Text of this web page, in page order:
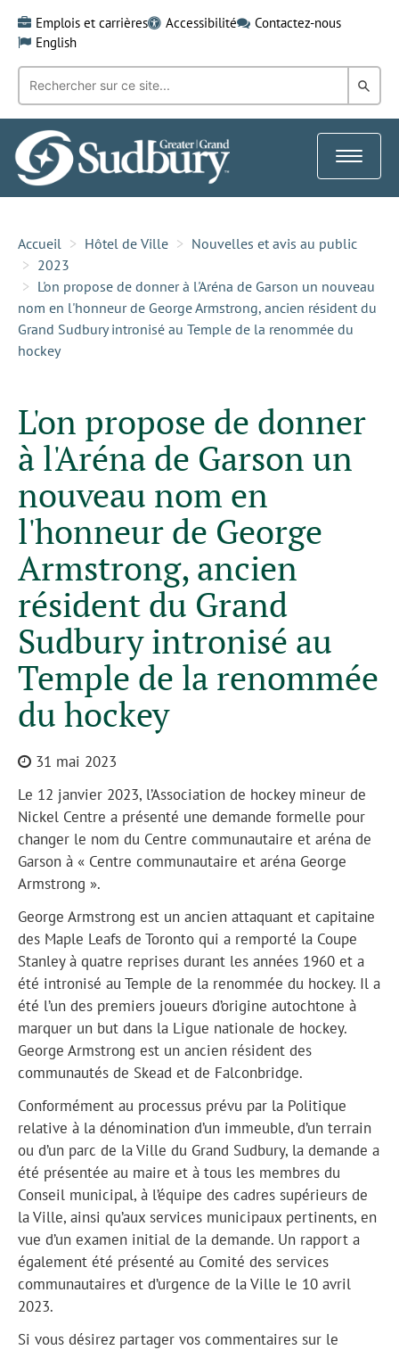
content
Emplois et carrières Accessibilité
Contactez-nous
English
Recherche
mot-
clé:
dans
Toggle
Accueil Hôtel de Ville
Nouvelles et avis au public
2023
L'on propose de donner à l'Aréna de Garson un nouveau
nom en l'honneur de George Armstrong, ancien résident du
Grand Sudbury intronisé au Temple de la renommée du
hockey
L'on propose de donner
à l'Aréna de Garson un
nouveau nom en
l'honneur de George
Armstrong, ancien
résident du Grand
Sudbury intronisé au
Temple de la renommée
du hockey
31 mai 2023
Le 12 janvier 2023, l’Association de hockey mineur de
Nickel Centre a présenté une demande formelle pour
changer le nom du Centre communautaire et aréna de
Garson à « Centre communautaire et aréna George
Armstrong ».
George Armstrong est un ancien attaquant et capitaine
des Maple Leafs de Toronto qui a remporté la Coupe
Stanley à quatre reprises durant les années 1960 et a
été intronisé au Temple de la renommée du hockey. Il a
été l’un des premiers joueurs d’origine autochtone à
marquer un but dans la Ligue nationale de hockey.
George Armstrong est un ancien résident des
communautés de Skead et de Falconbridge.
Conformément au processus prévu par la Politique
relative à la dénomination d’un immeuble, d’un terrain
ou d’un parc de la Ville du Grand Sudbury, la demande a
été présentée au maire et à tous les membres du
Conseil municipal, à l’équipe des cadres supérieurs de
la Ville, ainsi qu’aux services municipaux pertinents, en
vue d’un examen initial de la demande. Un rapport a
également été présenté au Comité des services
communautaires et d’urgence de la Ville le 10 avril
2023.
Si vous désirez partager vos commentaires sur le